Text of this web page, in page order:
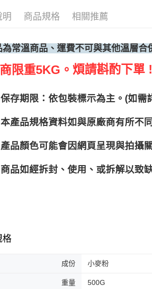
明 商品規格 相關推薦
為常溫商品、運費不可與其他溫層合
限重5KG。 煩請斟酌下單
保存期限：依包裝標示為主。(如需
本產品規格資料如與原廠商有所不
產品顏色可能會因網頁呈現與拍攝
商品如經拆封、使用、或拆解以致
格
成份 小麥粉
重量 500G